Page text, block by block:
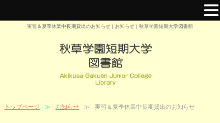
実習＆夏季休業中長期貸出のお知らせ | お知らせ | 秋草学園短期大学図書館
トップページ お知らせ 実習＆夏季休業中長期貸出のお知らせ